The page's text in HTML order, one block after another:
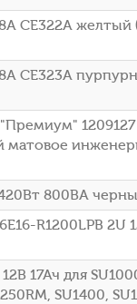
CE322A желтый
CE323A
1209127
800ВА
R1200LPB 2U
17Ач для
SU1400,